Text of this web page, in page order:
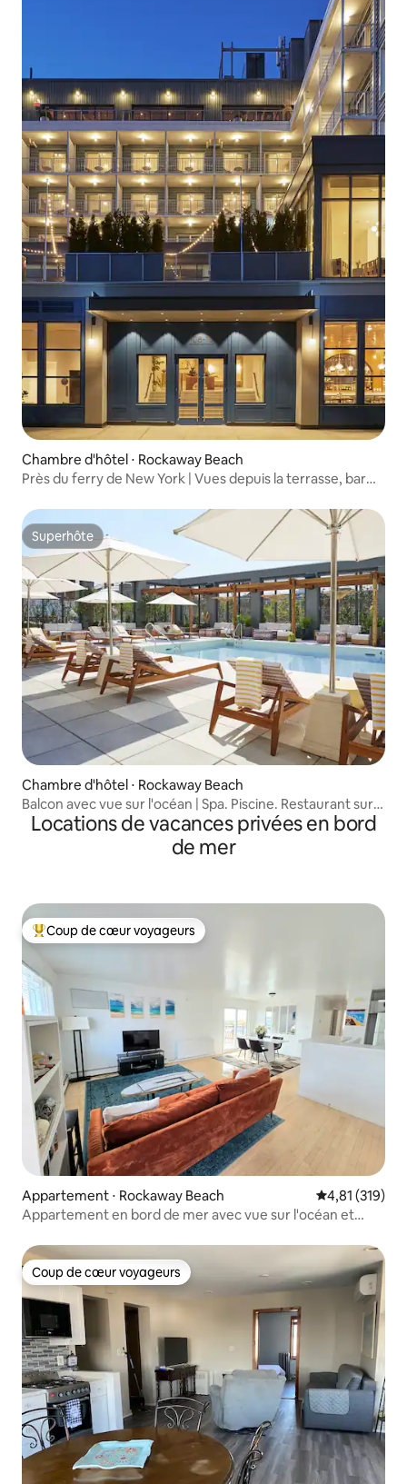
Chambre d'hôtel ⋅ Rockaway Beach
Près du ferry de New York | Vues depuis la terrasse, bar
Superhôte
Superhôte
Chambre d'hôtel ⋅ Rockaway Beach
Balcon avec vue sur l'océan | Spa. Piscine. Restaurant sur
place
Locations de vacances privées en bord
de mer
Coups de cœur voyageurs les plus appréciés
Coup de cœur voyageurs
Appartement ⋅ Rockaway Beach Évaluation
4,81 (319)
Appartement en bord de mer avec vue sur l'océan et
Coup de cœur voyageurs
Coup de cœur voyageurs